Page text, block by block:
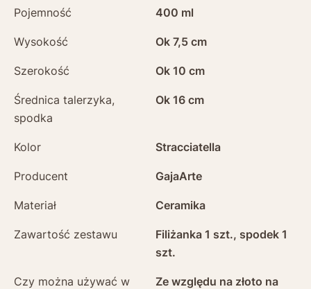
Pojemność 400 ml
Wysokość Ok 7,5 cm
Szerokość Ok 10 cm
Średnica talerzyka,
spodka
Ok 16 cm
Kolor Stracciatella
Producent GajaArte
Materiał Ceramika
Zawartość zestawu
Filiżanka 1 szt., spodek 1
szt.
Czy można używać w
Ze względu na złoto na